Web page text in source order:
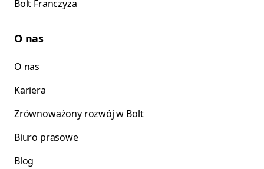
Bolt Franczyza
O nas
O nas
Kariera
Zrównoważony rozwój w Bolt
Biuro prasowe
Blog